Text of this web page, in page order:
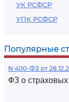
УК РСФСР
УПК РСФСР
Популярные
N 400-ФЗ от
ФЗ о